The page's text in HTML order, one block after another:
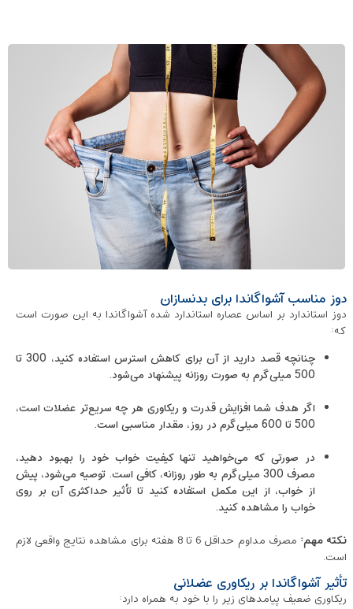
دوز مناسب آشواگاندا برای بدنسازان
دوز استاندارد بر اساس عصاره استاندارد شده آشواگاندا به این صورت است
که:
چنانچه قصد دارید از آن برای کاهش استرس استفاده کنید، 300 تا
500 میلی‌گرم به صورت روزانه پیشنهاد می‌شود.
اگر هدف شما افزایش قدرت و ریکاوری هر چه سریع‌تر عضلات است،
500 تا 600 میلی‌گرم در روز، مقدار مناسبی است.
در صورتی که می‌خواهید تنها کیفیت خواب خود را بهبود دهید،
مصرف 300 میلی‌گرم به طور روزانه، کافی است. توصیه می‌شود، پیش
از خواب، از این مکمل استفاده کنید تا تأثیر حداکثری آن بر روی
خواب را مشاهده کنید.
نکته مهم:
مصرف مداوم حداقل 6 تا 8 هفته برای مشاهده نتایج واقعی لازم
است.
تأثیر آشواگاندا بر ریکاوری عضلانی
ریکاوری ضعیف پیامدهای زیر را با خود به همراه دارد: